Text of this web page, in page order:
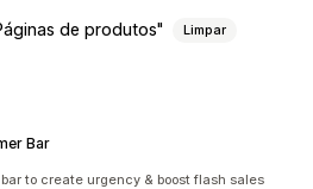
de produtos Limpar
Bar
to create urgency & boost flash sales